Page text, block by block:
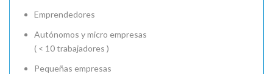
Emprendedores
Autónomos y micro empresas
( < 10 trabajadores )
Pequeñas empresas